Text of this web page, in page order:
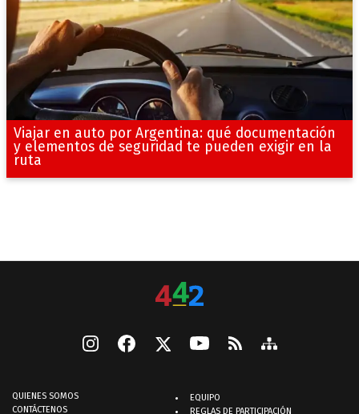
Viajar en auto por Argentina: qué documentación
y elementos de seguridad te pueden exigir en la
ruta
QUIENES SOMOS
CONTÁCTENOS
EQUIPO
REGLAS DE PARTICIPACIÓN